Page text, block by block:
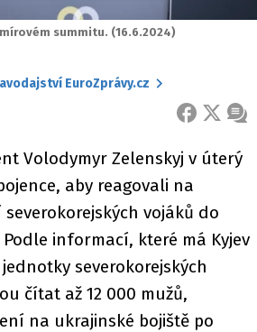
summitu. (16.6.2024)
EuroZprávy.cz
FACEBOOK
X
Volodymyr Zelenskyj v úterý
aby reagovali na
vojáků do
informací, které má Kyjev
severokorejských
čítat až 12 000 mužů,
na ukrajinské bojiště po